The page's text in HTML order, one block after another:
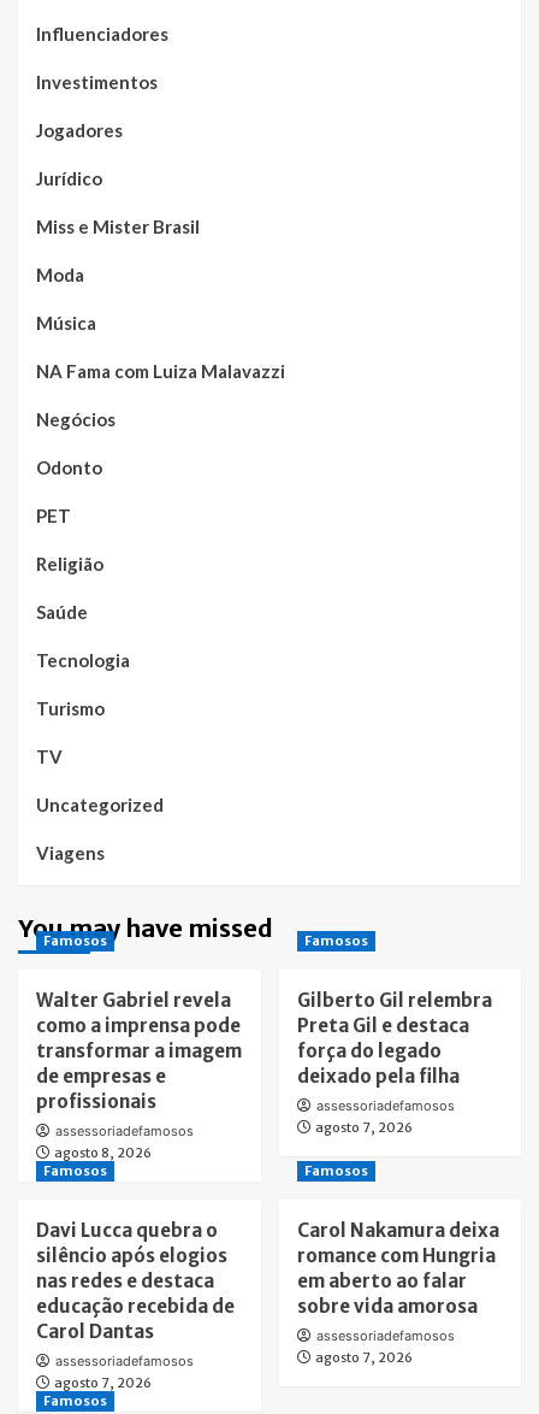
Influenciadores
Investimentos
Jogadores
Jurídico
Miss e Mister Brasil
Moda
Música
NA Fama com Luiza Malavazzi
Negócios
Odonto
PET
Religião
Saúde
Tecnologia
Turismo
TV
Uncategorized
Viagens
You may have missed
Famosos
Walter Gabriel revela
como a imprensa pode
transformar a imagem
de empresas e
profissionais
assessoriadefamosos
agosto 8, 2026
Famosos
Gilberto Gil relembra
Preta Gil e destaca
força do legado
deixado pela filha
assessoriadefamosos
agosto 7, 2026
Famosos
Davi Lucca quebra o
silêncio após elogios
nas redes e destaca
educação recebida de
Carol Dantas
assessoriadefamosos
agosto 7, 2026
Famosos
Carol Nakamura deixa
romance com Hungria
em aberto ao falar
sobre vida amorosa
assessoriadefamosos
agosto 7, 2026
Famosos